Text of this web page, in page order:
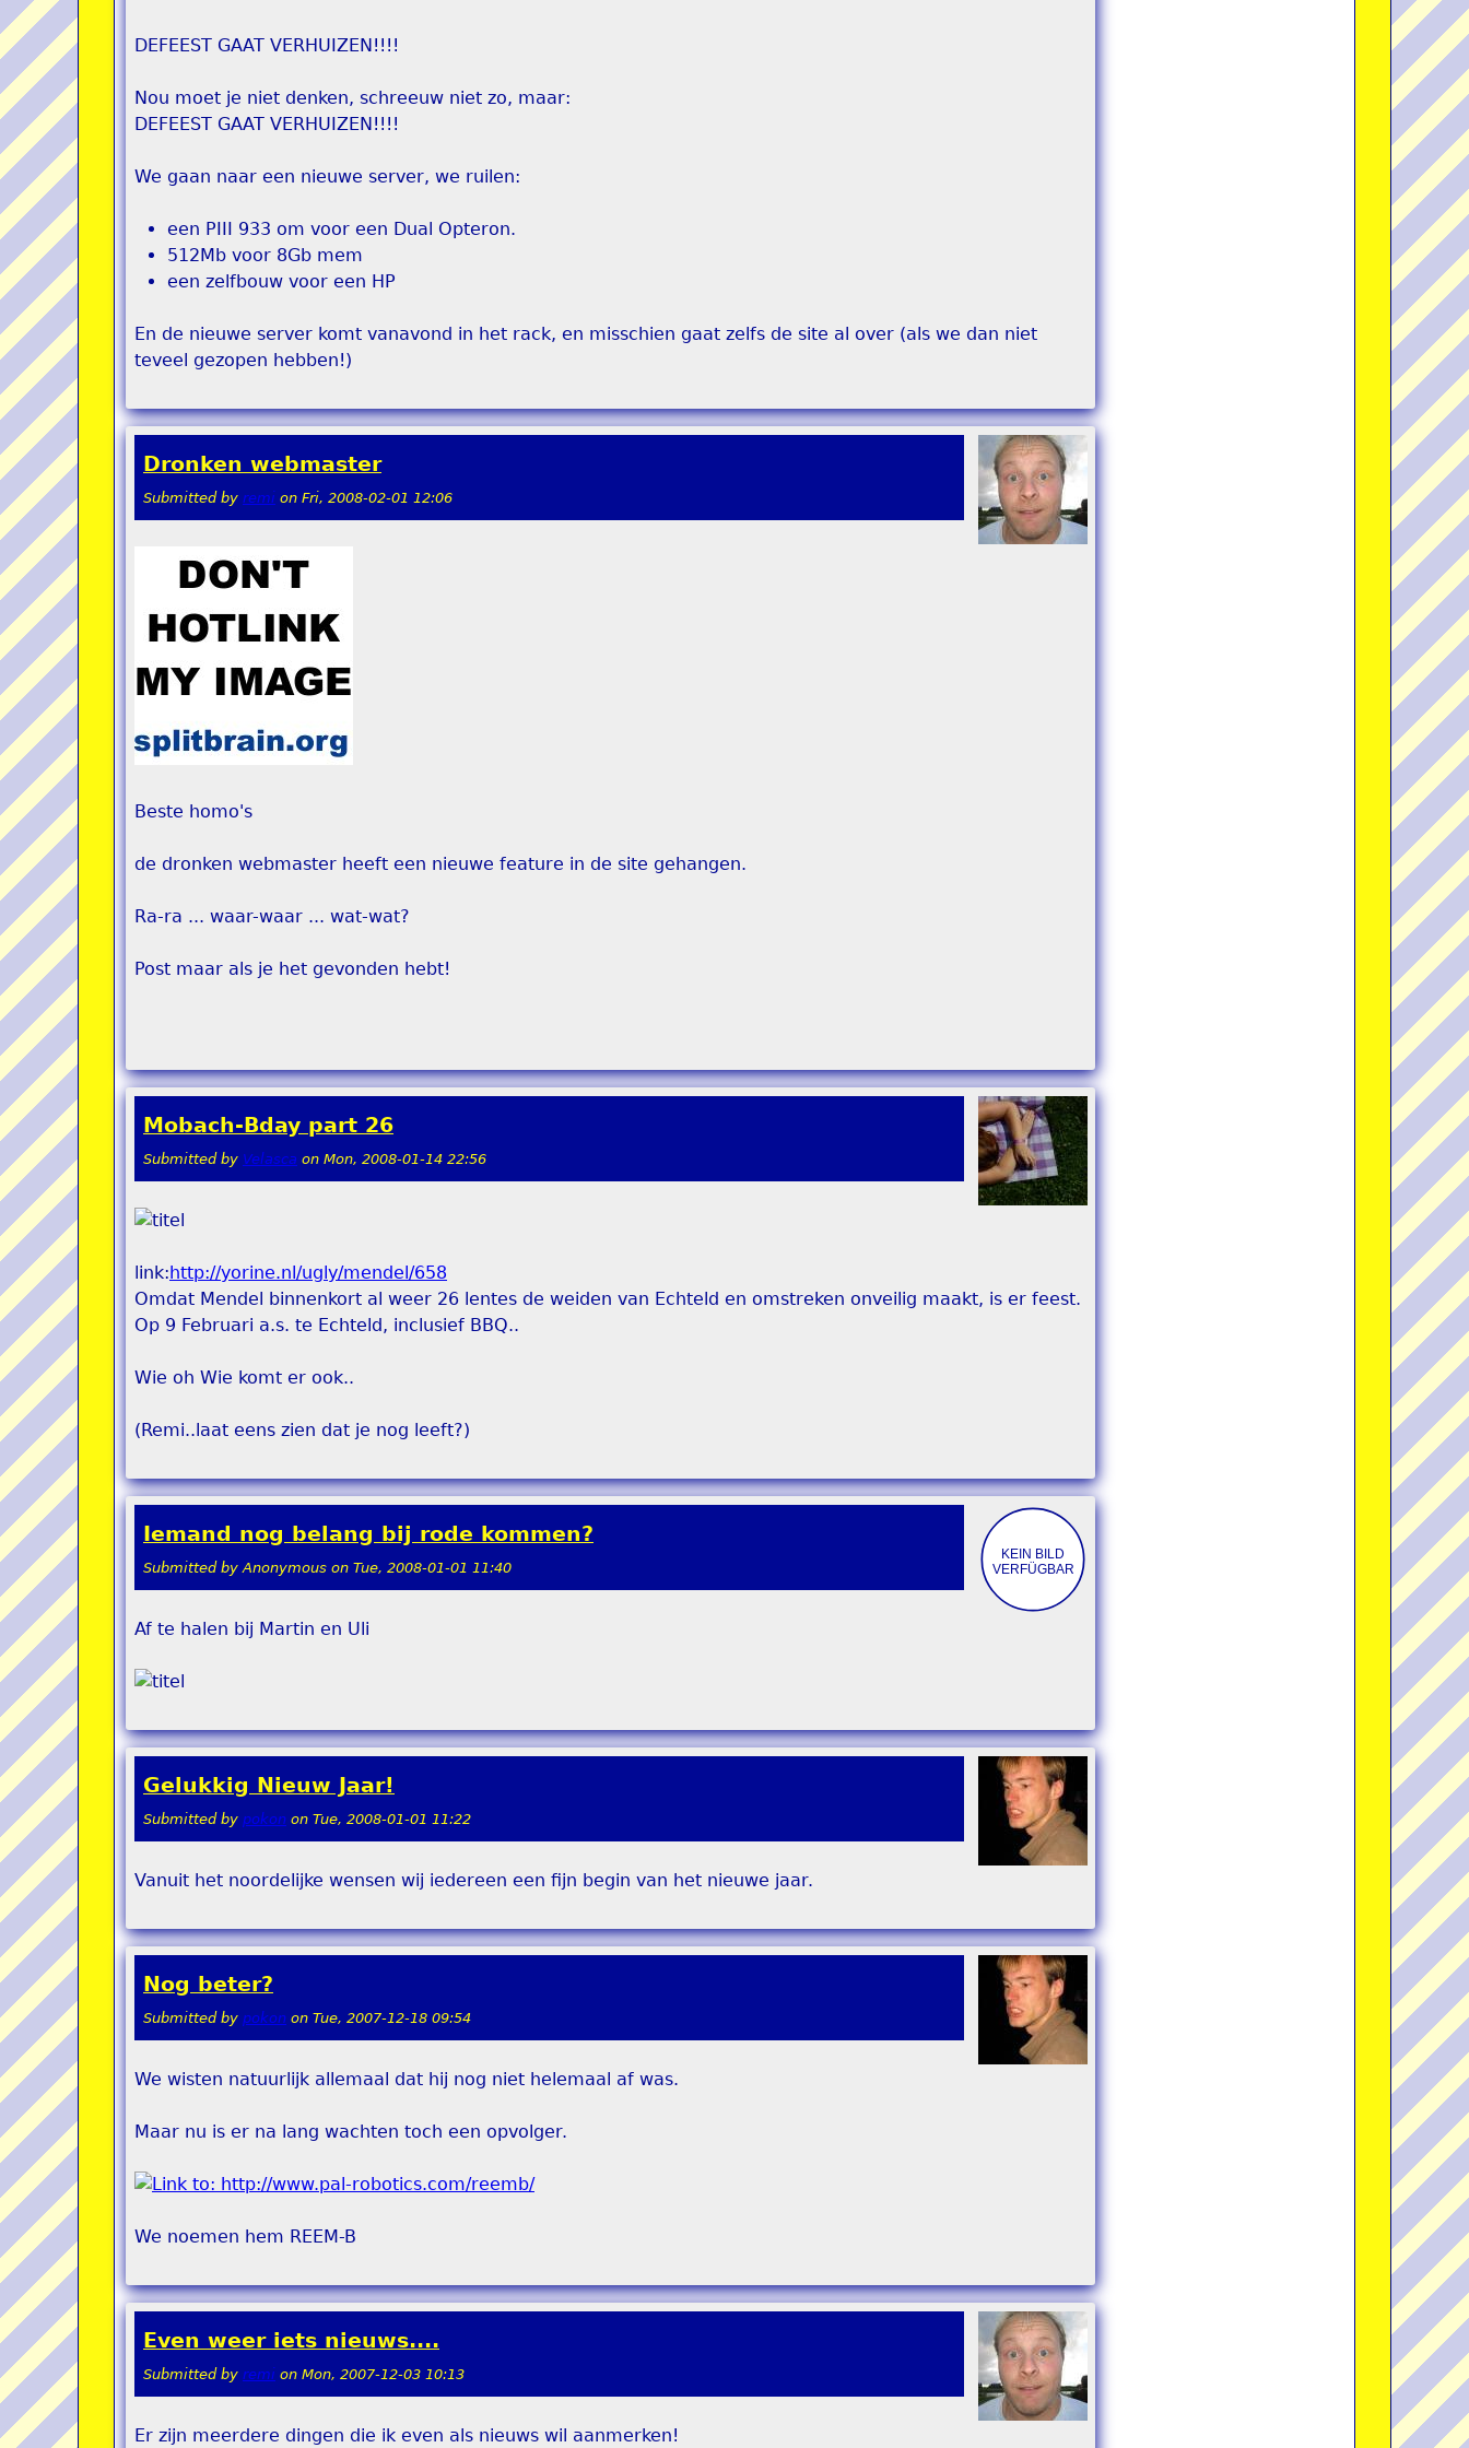
DEFEEST GAAT VERHUIZEN!!!!
Nou moet je niet denken, schreeuw niet zo, maar:
DEFEEST GAAT VERHUIZEN!!!!
We gaan naar een nieuwe server, we ruilen:
een PIII 933 om voor een Dual Opteron.
512Mb voor 8Gb mem
een zelfbouw voor een HP
En de nieuwe server komt vanavond in het rack, en misschien gaat zelfs de site al over (als we dan niet
teveel gezopen hebben!)
Dronken webmaster
Submitted by remi on Fri, 2008-02-01 12:06
Beste homo's
de dronken webmaster heeft een nieuwe feature in de site gehangen.
Ra-ra ... waar-waar ... wat-wat?
Post maar als je het gevonden hebt!
Mobach-Bday part 26
Submitted by Velasca on Mon, 2008-01-14 22:56
link:http://yorine.nl/ugly/mendel/658
Omdat Mendel binnenkort al weer 26 lentes de weiden van Echteld en omstreken onveilig maakt, is er feest.
Op 9 Februari a.s. te Echteld, inclusief BBQ..
Wie oh Wie komt er ook..
(Remi..laat eens zien dat je nog leeft?)
Iemand nog belang bij rode kommen?
Submitted byAnonymous on Tue, 2008-01-01 11:40
Af te halen bij Martin en Uli
Gelukkig Nieuw Jaar!
Submitted by pokon on Tue, 2008-01-01 11:22
Vanuit het noordelijke wensen wij iedereen een fijn begin van het nieuwe jaar.
Nog beter?
Submitted by pokon on Tue, 2007-12-18 09:54
We wisten natuurlijk allemaal dat hij nog niet helemaal af was.
Maar nu is er na lang wachten toch een opvolger.
We noemen hem REEM-B
Even weer iets nieuws....
Submitted by remi on Mon, 2007-12-03 10:13
Er zijn meerdere dingen die ik even als nieuws wil aanmerken!